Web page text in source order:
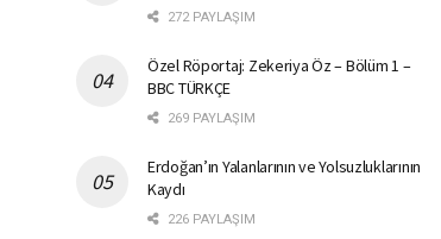
272 PAYLAŞIM
Özel Röportaj: Zekeriya Öz – Bölüm 1 –
BBC TÜRKÇE
269 PAYLAŞIM
Erdoğan’ın Yalanlarının ve Yolsuzluklarının
Kaydı
226 PAYLAŞIM